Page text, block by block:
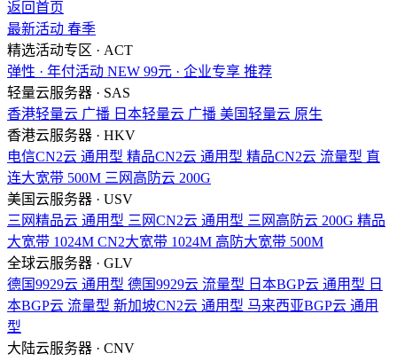
返回首页
最新活动 春季
精选活动专区 · ACT
弹性 · 年付活动 NEW 99元 · 企业专享 推荐
轻量云服务器 · SAS
香港轻量云 广播 日本轻量云 广播 美国轻量云 原生
香港云服务器 · HKV
电信CN2云 通用型 精品CN2云 通用型 精品CN2云 流量型 直
连大宽带 500M 三网高防云 200G
美国云服务器 · USV
三网精品云 通用型 三网CN2云 通用型 三网高防云 200G 精品
大宽带 1024M CN2大宽带 1024M 高防大宽带 500M
全球云服务器 · GLV
德国9929云 通用型 德国9929云 流量型 日本BGP云 通用型 日
本BGP云 流量型 新加坡CN2云 通用型 马来西亚BGP云 通用
型
大陆云服务器 · CNV